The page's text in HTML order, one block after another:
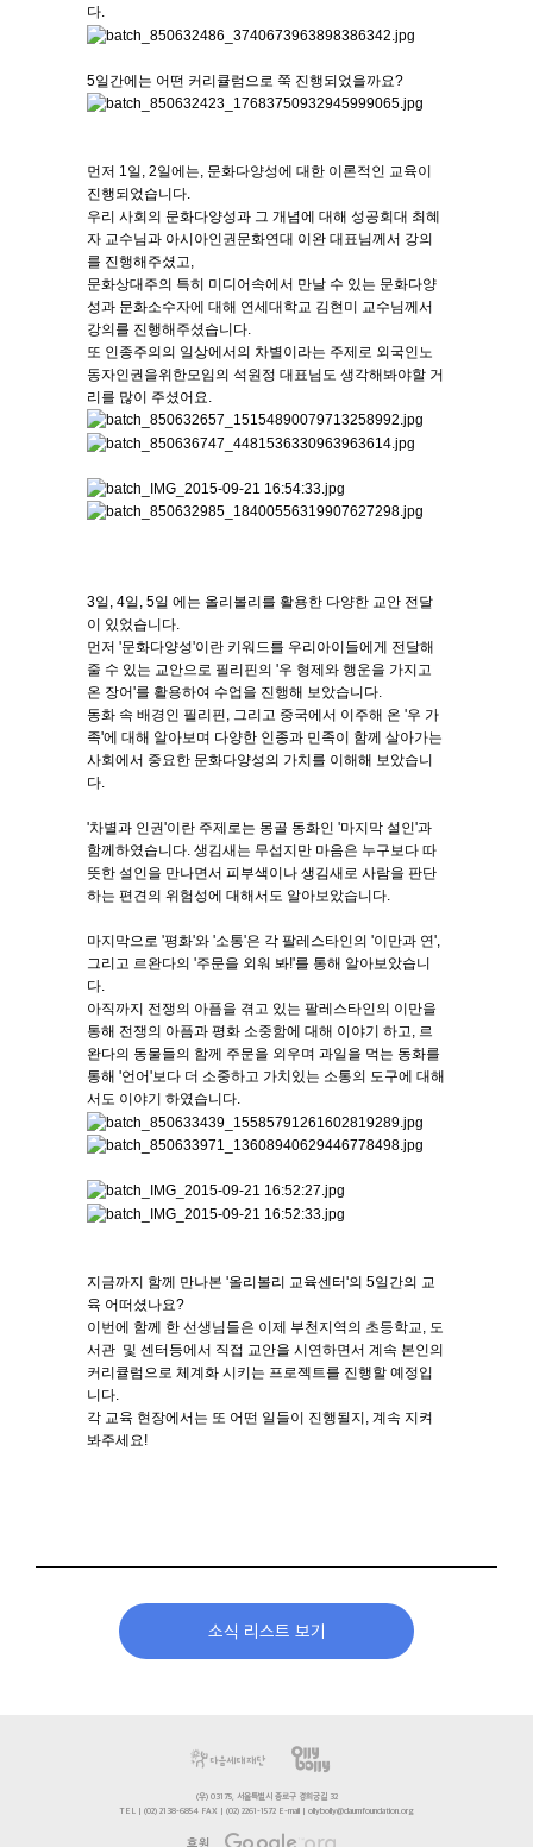
다.
5일간에는 어떤 커리큘럼으로 쭉 진행되었을까요?
먼저 1일, 2일에는, 문화다양성에 대한 이론적인 교육이
진행되었습니다.
우리 사회의 문화다양성과 그 개념에 대해 성공회대 최혜
자 교수님과 아시아인권문화연대 이완 대표님께서 강의
를 진행해주셨고,
문화상대주의 특히 미디어속에서 만날 수 있는 문화다양
성과 문화소수자에 대해 연세대학교 김현미 교수님께서
강의를 진행해주셨습니다.
또 인종주의의 일상에서의 차별이라는 주제로 외국인노
동자인권을위한모임의 석원정 대표님도 생각해봐야할 거
리를 많이 주셨어요.
3일, 4일, 5일 에는 올리볼리를 활용한 다양한 교안 전달
이 있었습니다.
먼저 '문화다양성'이란 키워드를 우리아이들에게 전달해
줄 수 있는 교안으로 필리핀의 '우 형제와 행운을 가지고
온 장어'를 활용하여 수업을 진행해 보았습니다.
동화 속 배경인 필리핀, 그리고 중국에서 이주해 온 '우 가
족'에 대해 알아보며 다양한 인종과 민족이 함께 살아가는
사회에서 중요한 문화다양성의 가치를 이해해 보았습니
다.
'차별과 인권'이란 주제로는 몽골 동화인 '마지막 설인'과
함께하였습니다. 생김새는 무섭지만 마음은 누구보다 따
뜻한 설인을 만나면서 피부색이나 생김새로 사람을 판단
하는 편견의 위험성에 대해서도 알아보았습니다.
마지막으로 '평화'와 '소통'은 각 팔레스타인의 '이만과 연',
그리고 르완다의 '주문을 외워 봐!'를 통해 알아보았습니
다.
아직까지 전쟁의 아픔을 겪고 있는 팔레스타인의 이만을
통해 전쟁의 아픔과 평화 소중함에 대해 이야기 하고, 르
완다의 동물들의 함께 주문을 외우며 과일을 먹는 동화를
통해 '언어'보다 더 소중하고 가치있는 소통의 도구에 대해
서도 이야기 하였습니다.
지금까지 함께 만나본 '올리볼리 교육센터'의 5일간의 교
육 어떠셨나요?
이번에 함께 한 선생님들은 이제 부천지역의 초등학교, 도
서관 및 센터등에서 직접 교안을 시연하면서 계속 본인의
커리큘럼으로 체계화 시키는 프로젝트를 진행할 예정입
니다.
각 교육 현장에서는 또 어떤 일들이 진행될지, 계속 지켜
봐주세요!
소식 리스트 보기
(우) 03175, 서울특별시 종로구 경희궁길 32
TEL | (02) 2138-6854 FAX | (02) 2261-1572 E-mail | ollybolly@daumfoundation.org
후원